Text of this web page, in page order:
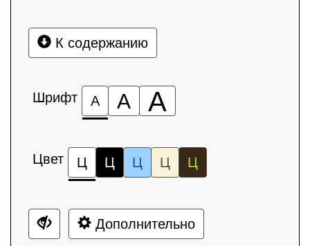
К содержанию
Шрифт А А А
Цвет Ц Ц Ц Ц Ц
Дополнительно